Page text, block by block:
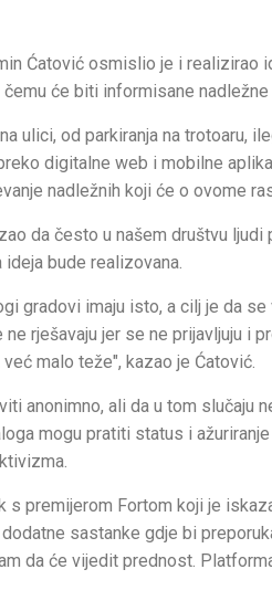
Ćatović osmislio je i realizirao
će biti informisane
ulici, od parkiranja na trotoaru,
digitalne web i mobilne
nadležnih koji će o ovome
da često u našem društvu
bude realizovana.
gradovi imaju isto, a cilj je da
rješavaju jer se ne prijavljuju i
malo teže", kazao je Ćatović.
anonimno, ali da u tom
mogu pratiti status i
premijerom Fortom koji je
sastanke gdje bi
da će vijedit prednost.